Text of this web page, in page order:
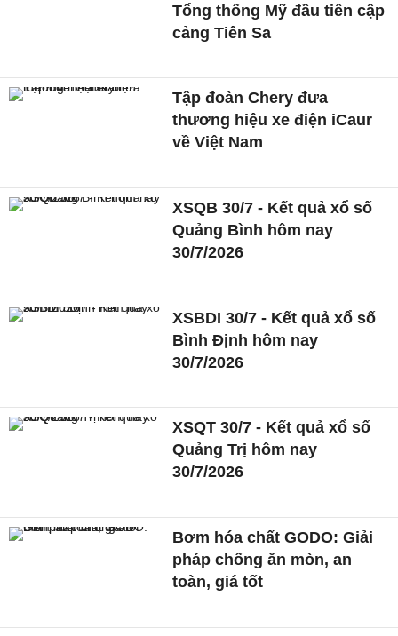
Tổng thống Mỹ đầu tiên cập
cảng Tiên Sa
Tập đoàn Chery đưa
thương hiệu xe điện iCaur
về Việt Nam
XSQB 30/7 - Kết quả xổ số
Quảng Bình hôm nay
30/7/2026
XSBDI 30/7 - Kết quả xổ số
Bình Định hôm nay
30/7/2026
XSQT 30/7 - Kết quả xổ số
Quảng Trị hôm nay
30/7/2026
Bơm hóa chất GODO: Giải
pháp chống ăn mòn, an
toàn, giá tốt